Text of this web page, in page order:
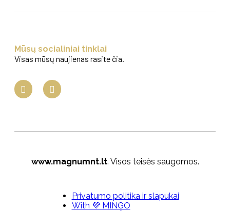
Mūsų socialiniai tinklai
Visas mūsų naujienas rasite čia.
www.magnumnt.lt. Visos teisės saugomos.
Privatumo politika ir slapukai
With 💜 MINGO